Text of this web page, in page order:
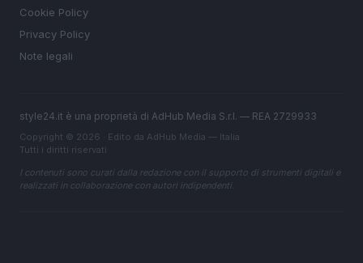
Cookie Policy
Privacy Policy
Note legali
style24.it è una proprietà di AdHub Media S.r.l. — REA 2729933
Copyright © 2026 · Edito da AdHub Media — Italia
Tutti i diritti riservati
I contenuti sono curati dalla redazione con il supporto di strumenti digitali e
realizzati in collaborazione con autori indipendenti.